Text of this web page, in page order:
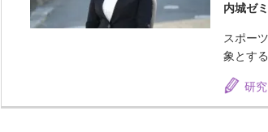
内城ゼミ
スポー
象とす
研